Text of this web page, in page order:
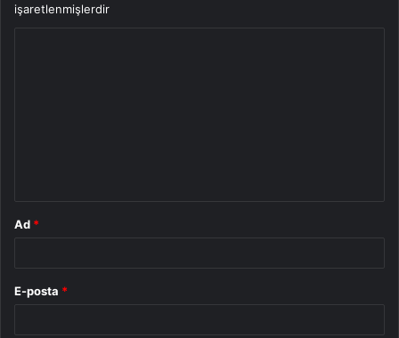
işaretlenmişlerdir
Ad *
E-posta *